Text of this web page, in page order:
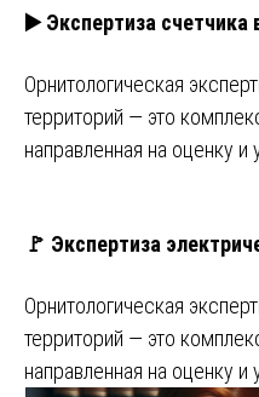
▶️ Экспертиза счетчика
Орнитологическая
территорий — это
направленная на оценку и
🚩 Экспертиза
Орнитологическая
территорий — это
направленная на оценку и